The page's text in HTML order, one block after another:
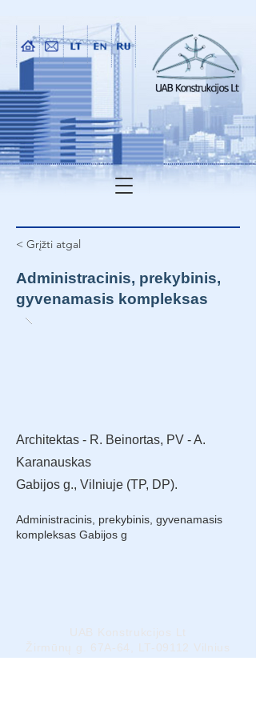
< Grįžti atgal
Administracinis, prekybinis,
gyvenamasis kompleksas
Architektas - R. Beinortas, PV - A.
Karanauskas
Gabijos g., Vilniuje (TP, DP).
Administracinis, prekybinis, gyvenamasis
kompleksas Gabijos g
UAB Konstrukcijos Lt
Žirmūnų g. 67A-64, LT-09112 Vilnius